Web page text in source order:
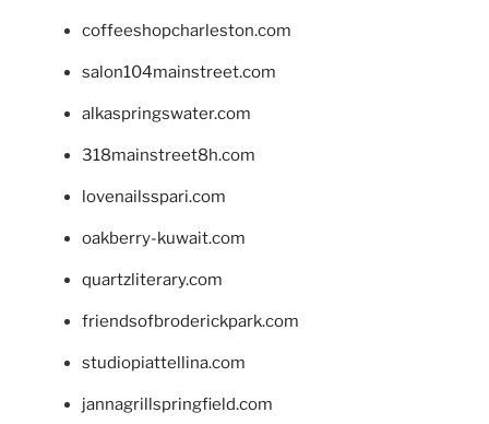
coffeeshopcharleston.com
salon104mainstreet.com
alkaspringswater.com
318mainstreet8h.com
lovenailsspari.com
oakberry-kuwait.com
quartzliterary.com
friendsofbroderickpark.com
studiopiattellina.com
jannagrillspringfield.com